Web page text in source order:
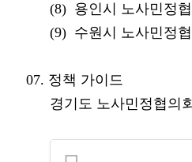
(8) 용인시 노사민정협
(9) 수원시 노사민정협
07. 정책 가이드
경기도 노사민정협의회